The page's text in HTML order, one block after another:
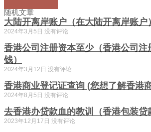
随机文章
大陆开离岸账户（在大陆开离岸账户）
2024年3月5日 没有评论
香港公司注册资本至少（香港公司注
钱）
2024年3月12日 没有评论
香港商业登记证查询 (您想了解香港
2024年8月5日 没有评论
去香港办贷款血的教训（香港包装贷
2023年12月17日 没有评论